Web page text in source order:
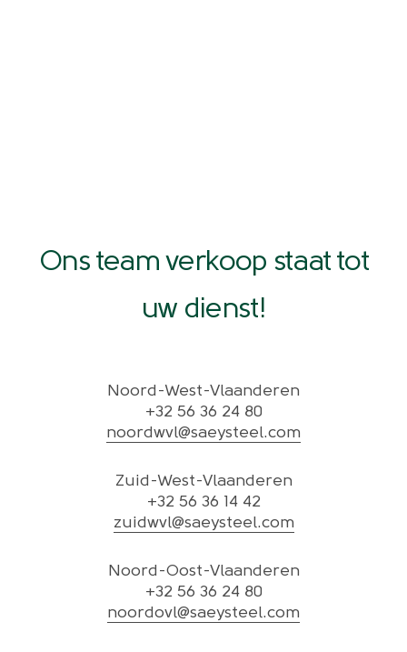
Ons team verkoop staat tot
uw dienst!
Noord-West-Vlaanderen
+32 56 36 24 80
noordwvl@saeysteel.com
Zuid-West-Vlaanderen
+32 56 36 14 42
zuidwvl@saeysteel.com
Noord-Oost-Vlaanderen
+32 56 36 24 80
noordovl@saeysteel.com